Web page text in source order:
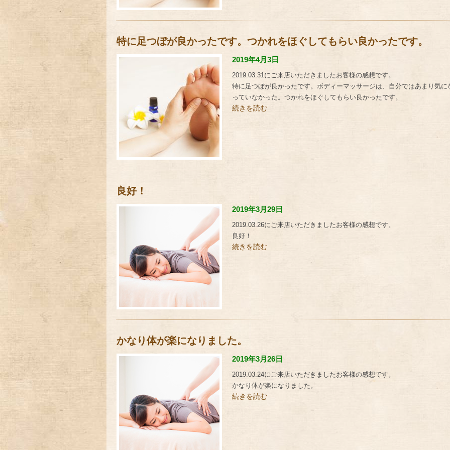
特に足つぼが良かったです。つかれをほぐしてもらい良かったです。
2019年4月3日
2019.03.31にご来店いただきましたお客様の感想です。
特に足つぼが良かったです。ボディーマッサージは、自分ではあまり気に
っていなかった。つかれをほぐしてもらい良かったです。
続きを読む
良好！
2019年3月29日
2019.03.26にご来店いただきましたお客様の感想です。
良好！
続きを読む
かなり体が楽になりました。
2019年3月26日
2019.03.24にご来店いただきましたお客様の感想です。
かなり体が楽になりました。
続きを読む